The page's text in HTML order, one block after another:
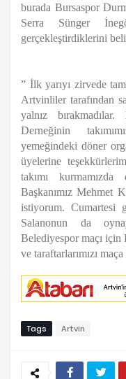
burada Bursaspor
Serra Sünger
gerçekleştirdiklerini
” İlk yarıyı zirvede
Artvinliler tarafından
yalnız
Derneğinin
yemeğindeki döner
üyelerine
takımı
Başkanımız Mehmet
istiyorum. Cumartesi
Salanonun da
Belediyespor maçı için
ve taraftarlarımızı
Tags Artvin